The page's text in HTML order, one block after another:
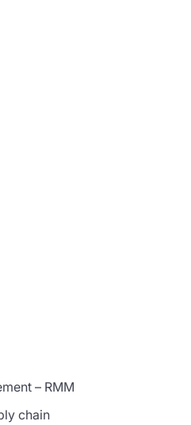
– RMM
chain